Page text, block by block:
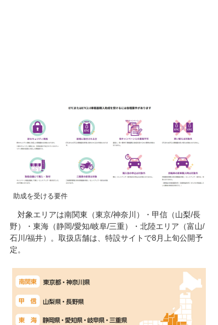
助成を受ける要件
対象エリアは南関東（東京/神奈川）・甲信（山梨/長
野）・東海（静岡/愛知/岐阜/三重）・北陸エリア（富山/
石川/福井）。取扱店舗は、特設サイトで8月上旬公開予
定。